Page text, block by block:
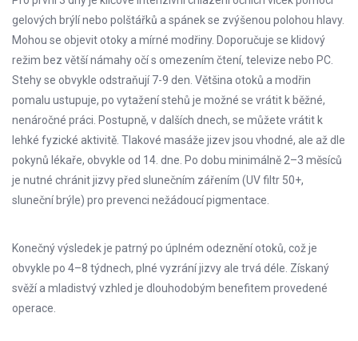
gelových brýlí nebo polštářků a spánek se zvýšenou polohou hlavy.
Mohou se objevit otoky a mírné modřiny. Doporučuje se klidový
režim bez větší námahy očí s omezením čtení, televize nebo PC.
Stehy se obvykle odstraňují 7-9 den. Většina otoků a modřin
pomalu ustupuje, po vytažení stehů je možné se vrátit k běžné,
nenáročné práci. Postupně, v dalších dnech, se můžete vrátit k
lehké fyzické aktivitě. Tlakové masáže jizev jsou vhodné, ale až dle
pokynů lékaře, obvykle od 14. dne. Po dobu minimálně 2–3 měsíců
je nutné chránit jizvy před slunečním zářením (UV filtr 50+,
sluneční brýle) pro prevenci nežádoucí pigmentace.
Konečný výsledek je patrný po úplném odeznění otoků, což je
obvykle po 4–8 týdnech, plné vyzrání jizvy ale trvá déle. Získaný
svěží a mladistvý vzhled je dlouhodobým benefitem provedené
operace.